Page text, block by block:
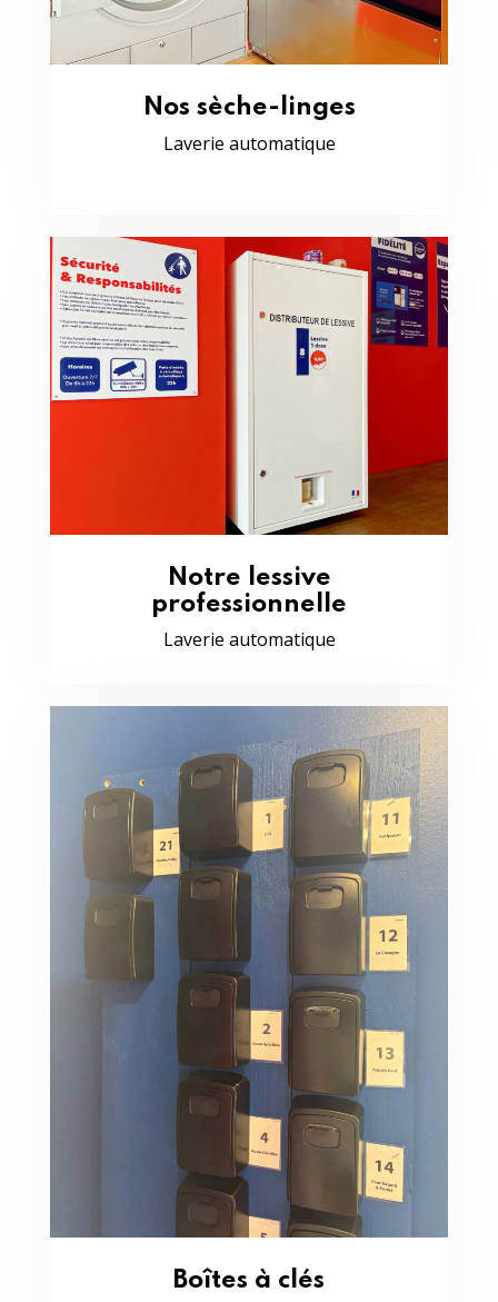
Nos sèche-linges
Laverie automatique
Notre lessive
professionnelle
Laverie automatique
Boîtes à clés